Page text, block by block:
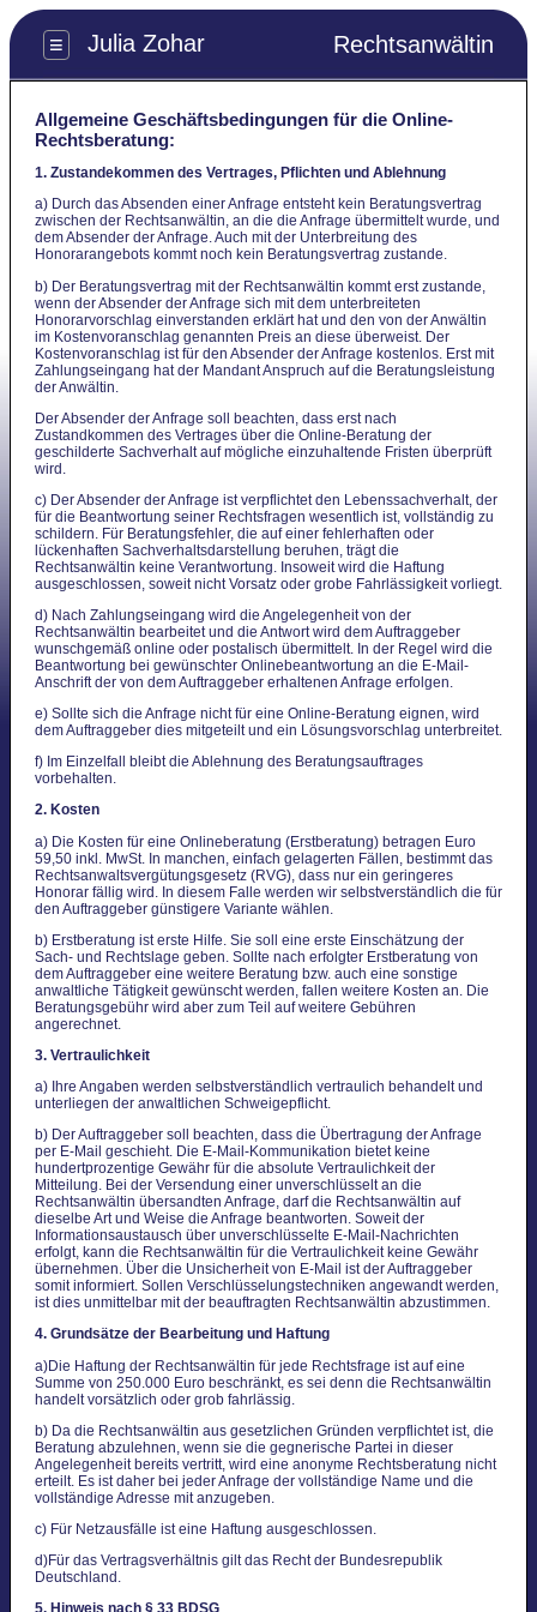
≡ Julia Zohar Rechtsanwältin
Allgemeine Geschäftsbedingungen für die Online-
Rechtsberatung:
1. Zustandekommen des Vertrages, Pflichten und Ablehnung
a) Durch das Absenden einer Anfrage entsteht kein Beratungsvertrag
zwischen der Rechtsanwältin, an die die Anfrage übermittelt wurde, und
dem Absender der Anfrage. Auch mit der Unterbreitung des
Honorarangebots kommt noch kein Beratungsvertrag zustande.
b) Der Beratungsvertrag mit der Rechtsanwältin kommt erst zustande,
wenn der Absender der Anfrage sich mit dem unterbreiteten
Honorarvorschlag einverstanden erklärt hat und den von der Anwältin
im Kostenvoranschlag genannten Preis an diese überweist. Der
Kostenvoranschlag ist für den Absender der Anfrage kostenlos. Erst mit
Zahlungseingang hat der Mandant Anspruch auf die Beratungsleistung
der Anwältin.
Der Absender der Anfrage soll beachten, dass erst nach
Zustandkommen des Vertrages über die Online-Beratung der
geschilderte Sachverhalt auf mögliche einzuhaltende Fristen überprüft
wird.
c) Der Absender der Anfrage ist verpflichtet den Lebenssachverhalt, der
für die Beantwortung seiner Rechtsfragen wesentlich ist, vollständig zu
schildern. Für Beratungsfehler, die auf einer fehlerhaften oder
lückenhaften Sachverhaltsdarstellung beruhen, trägt die
Rechtsanwältin keine Verantwortung. Insoweit wird die Haftung
ausgeschlossen, soweit nicht Vorsatz oder grobe Fahrlässigkeit vorliegt.
d) Nach Zahlungseingang wird die Angelegenheit von der
Rechtsanwältin bearbeitet und die Antwort wird dem Auftraggeber
wunschgemäß online oder postalisch übermittelt. In der Regel wird die
Beantwortung bei gewünschter Onlinebeantwortung an die E-Mail-
Anschrift der von dem Auftraggeber erhaltenen Anfrage erfolgen.
e) Sollte sich die Anfrage nicht für eine Online-Beratung eignen, wird
dem Auftraggeber dies mitgeteilt und ein Lösungsvorschlag unterbreitet.
f) Im Einzelfall bleibt die Ablehnung des Beratungsauftrages
vorbehalten.
2. Kosten
a) Die Kosten für eine Onlineberatung (Erstberatung) betragen Euro
59,50 inkl. MwSt. In manchen, einfach gelagerten Fällen, bestimmt das
Rechtsanwaltsvergütungsgesetz (RVG), dass nur ein geringeres
Honorar fällig wird. In diesem Falle werden wir selbstverständlich die für
den Auftraggeber günstigere Variante wählen.
b) Erstberatung ist erste Hilfe. Sie soll eine erste Einschätzung der
Sach- und Rechtslage geben. Sollte nach erfolgter Erstberatung von
dem Auftraggeber eine weitere Beratung bzw. auch eine sonstige
anwaltliche Tätigkeit gewünscht werden, fallen weitere Kosten an. Die
Beratungsgebühr wird aber zum Teil auf weitere Gebühren
angerechnet.
3. Vertraulichkeit
a) Ihre Angaben werden selbstverständlich vertraulich behandelt und
unterliegen der anwaltlichen Schweigepflicht.
b) Der Auftraggeber soll beachten, dass die Übertragung der Anfrage
per E-Mail geschieht. Die E-Mail-Kommunikation bietet keine
hundertprozentige Gewähr für die absolute Vertraulichkeit der
Mitteilung. Bei der Versendung einer unverschlüsselt an die
Rechtsanwältin übersandten Anfrage, darf die Rechtsanwältin auf
dieselbe Art und Weise die Anfrage beantworten. Soweit der
Informationsaustausch über unverschlüsselte E-Mail-Nachrichten
erfolgt, kann die Rechtsanwältin für die Vertraulichkeit keine Gewähr
übernehmen. Über die Unsicherheit von E-Mail ist der Auftraggeber
somit informiert. Sollen Verschlüsselungstechniken angewandt werden,
ist dies unmittelbar mit der beauftragten Rechtsanwältin abzustimmen.
4. Grundsätze der Bearbeitung und Haftung
a)Die Haftung der Rechtsanwältin für jede Rechtsfrage ist auf eine
Summe von 250.000 Euro beschränkt, es sei denn die Rechtsanwältin
handelt vorsätzlich oder grob fahrlässig.
b) Da die Rechtsanwältin aus gesetzlichen Gründen verpflichtet ist, die
Beratung abzulehnen, wenn sie die gegnerische Partei in dieser
Angelegenheit bereits vertritt, wird eine anonyme Rechtsberatung nicht
erteilt. Es ist daher bei jeder Anfrage der vollständige Name und die
vollständige Adresse mit anzugeben.
c) Für Netzausfälle ist eine Haftung ausgeschlossen.
d)Für das Vertragsverhältnis gilt das Recht der Bundesrepublik
Deutschland.
5. Hinweis nach § 33 BDSG